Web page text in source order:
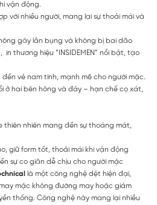
vận động.
với nhiều người, mang lại sự thoải mái và
gây lằn bụng và không bị bai dão
thương hiệu “INSIDEMEN” nổi bật, tạo
vẻ nam tính, mạnh mẽ cho người mặc.
ở hai bên hông và đáy – hạn chế cọ xát,
thiên nhiên mang đến sự thoáng mát,
giữ form tốt, thoải mái khi vận động
sự co giãn dễ chịu cho người mặc
là một công nghệ dệt hiện đại,
mặc không đường may hoặc giảm
thống. Công nghệ này mang lại nhiều